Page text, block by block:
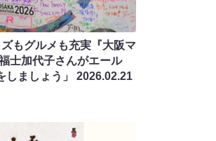
もグルメも充実『大阪マ
士加代子さんがエール
しましょう」 2026.02.21